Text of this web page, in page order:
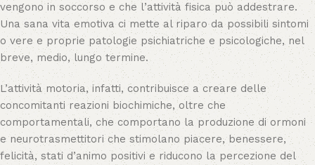
vengono in soccorso e che l’attività fisica può addestrare.
Una sana vita emotiva ci mette al riparo da possibili sintomi
o vere e proprie patologie psichiatriche e psicologiche, nel
breve, medio, lungo termine.
L’attività motoria, infatti, contribuisce a creare delle
concomitanti reazioni biochimiche, oltre che
comportamentali, che comportano la produzione di ormoni
e neurotrasmettitori che stimolano piacere, benessere,
felicità, stati d’animo positivi e riducono la percezione del